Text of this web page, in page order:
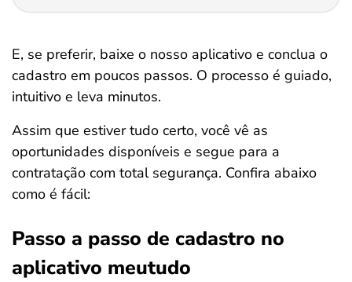
E, se preferir, baixe o nosso aplicativo e conclua o
cadastro em poucos passos. O processo é guiado,
intuitivo e leva minutos.
Assim que estiver tudo certo, você vê as
oportunidades disponíveis e segue para a
contratação com total segurança. Confira abaixo
como é fácil:
Passo a passo de cadastro no
aplicativo meutudo